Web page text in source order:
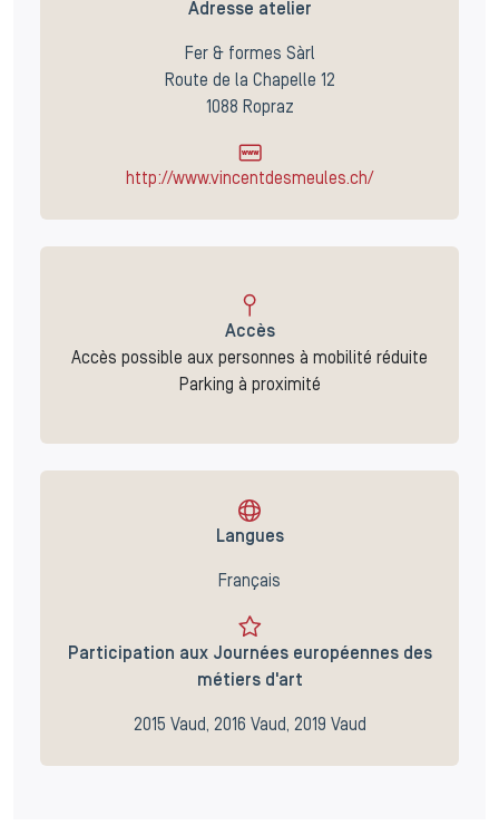
Adresse atelier
Fer & formes Sàrl
Route de la Chapelle 12
1088 Ropraz
http://www.vincentdesmeules.ch/
Accès
Accès possible aux personnes à mobilité réduite
Parking à proximité
Langues
Français
Participation aux Journées européennes des
métiers d'art
2015 Vaud, 2016 Vaud, 2019 Vaud